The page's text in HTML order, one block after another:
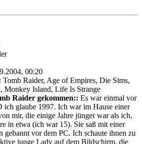
00:20
Tomb Raider, Age of Empires, Die Sims,
Monkey Island, Life Is Strange
Raider gekommen:: Es war einmal vor
ich glaube 1997. Ich war im Hause einer
mir, die einige Jahre jünger war als ich,
in etwa (ich war 15). Sie saß mit einer
gebannt vor dem PC. Ich schaute ihnen zu
junge Lady auf dem Bildschirm, die